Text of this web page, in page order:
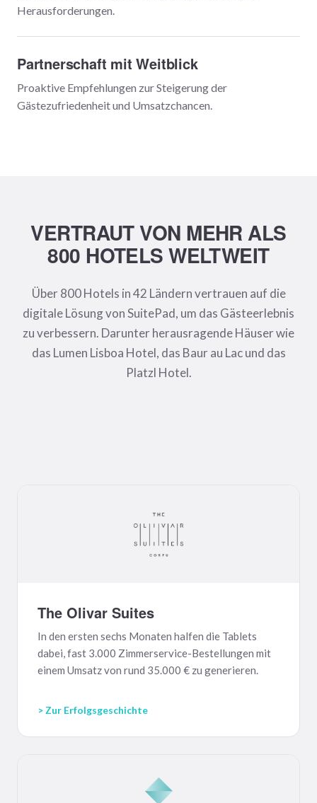
Herausforderungen.
Partnerschaft mit Weitblick
Proaktive Empfehlungen zur Steigerung der
Gästezufriedenheit und Umsatzchancen.
VERTRAUT VON MEHR ALS
800 HOTELS WELTWEIT
Über 800 Hotels in 42 Ländern vertrauen auf die
digitale Lösung von SuitePad, um das Gästeerlebnis
zu verbessern. Darunter herausragende Häuser wie
das Lumen Lisboa Hotel, das Baur au Lac und das
Platzl Hotel.
The Olivar Suites
In den ersten sechs Monaten halfen die Tablets
dabei, fast 3.000 Zimmerservice-Bestellungen mit
einem Umsatz von rund 35.000 € zu generieren.
> Zur Erfolgsgeschichte